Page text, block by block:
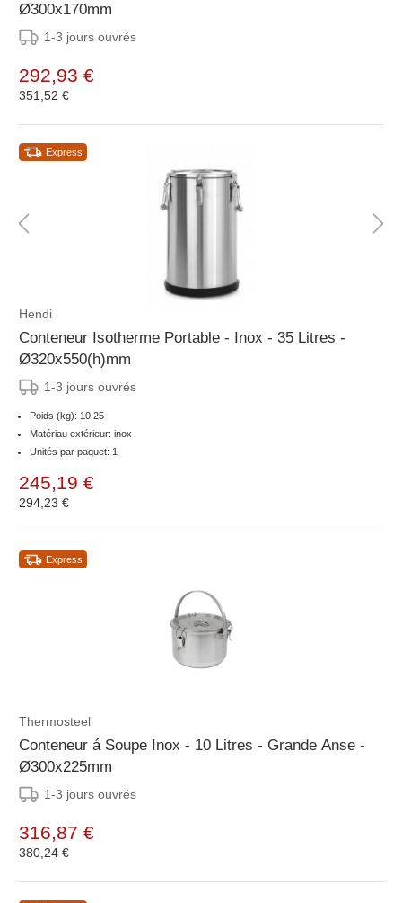
Ø300x170mm
1-3 jours ouvrés
292,93 €
351,52 €
Express
Hendi
Conteneur Isotherme Portable - Inox - 35 Litres -
Ø320x550(h)mm
1-3 jours ouvrés
Poids (kg): 10.25
Matériau extérieur: inox
Unités par paquet: 1
245,19 €
294,23 €
Express
Thermosteel
Conteneur á Soupe Inox - 10 Litres - Grande Anse -
Ø300x225mm
1-3 jours ouvrés
316,87 €
380,24 €